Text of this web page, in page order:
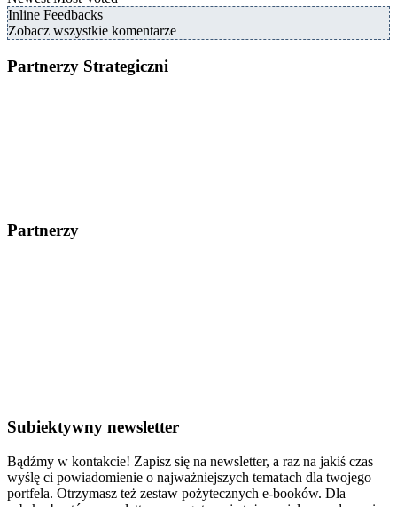
Inline Feedbacks
Zobacz wszystkie komentarze
Partnerzy Strategiczni
Partnerzy
Subiektywny newsletter
Bądźmy w kontakcie! Zapisz się na newsletter, a raz na jakiś czas
wyślę ci powiadomienie o najważniejszych tematach dla twojego
portfela. Otrzymasz też zestaw pożytecznych e-booków. Dla